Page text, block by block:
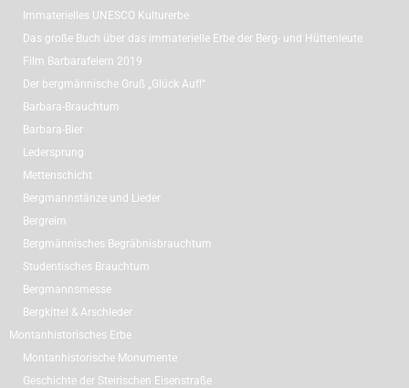
Immaterielles UNESCO Kulturerbe
Das große Buch über das immaterielle Erbe der Berg- und Hüttenleute
Film Barbarafeiern 2019
Der bergmännische Gruß „Glück Auf!“
Barbara-Brauchtum
Barbara-Bier
Ledersprung
Mettenschicht
Bergmannstänze und Lieder
Bergreim
Bergmännisches Begräbnisbrauchtum
Studentisches Brauchtum
Bergmannsmesse
Bergkittel & Arschleder
Montanhistorisches Erbe
Montanhistorische Monumente
Geschichte der Steirischen Eisenstraße